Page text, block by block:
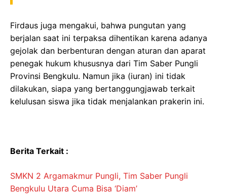
Firdaus juga mengakui, bahwa pungutan yang
berjalan saat ini terpaksa dihentikan karena adanya
gejolak dan berbenturan dengan aturan dan aparat
penegak hukum khususnya dari Tim Saber Pungli
Provinsi Bengkulu. Namun jika (iuran) ini tidak
dilakukan, siapa yang bertanggungjawab terkait
kelulusan siswa jika tidak menjalankan prakerin ini.
Berita Terkait :
SMKN 2 Argamakmur Pungli, Tim Saber Pungli
Bengkulu Utara Cuma Bisa ‘Diam’